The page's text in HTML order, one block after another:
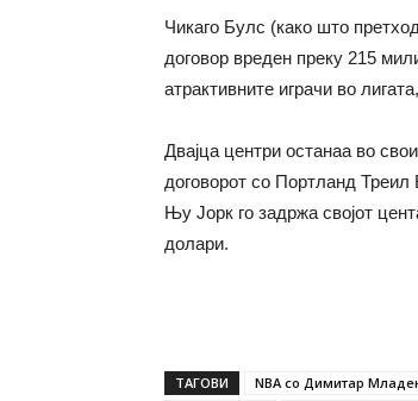
Чикаго Булс (како што
договор вреден преку 215
атрактивните играчи во
Двајца центри останаа во
договорот со Портланд
Њу Јорк го задржа својот
долари.
ТАГОВИ NBA со Димитар